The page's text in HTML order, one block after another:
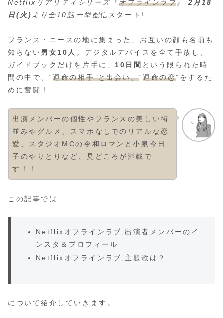
Netflixリアリティシリーズ『オフラインラブ』 2月18
日(火) より全10話一挙配信スタート!
フランス・ニースの地に集まった、お互いの顔も名前も
知らない 男女10人 。デジタルデバイスを全て手放し、
ガイドブックだけを片手に、 10日間 という限られた時
間の中で、“運命の相手”と出会い、“運命の恋”をするた
めに奮闘！
出演メンバーの個性やフランスの美しい街
並みやグルメ、スマホなしでのリアルな恋
愛、スタジオMCの令和ロマンと小泉今日
子のやりとりなど、見どころが満載で
す！！
この記事では
Netflixオフラインラブ,出演者メンバーのイ
ンスタ＆プロフィール
Netflixオフラインラブ,主題歌は？
について紹介していきます。